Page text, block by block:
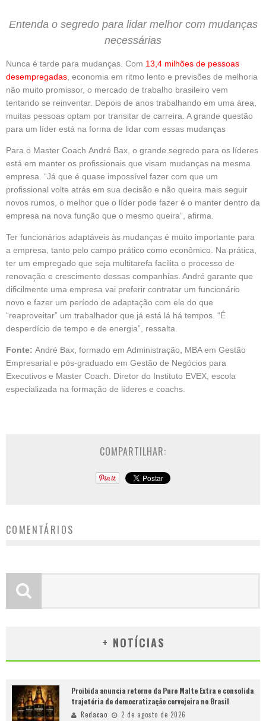
Entenda o segredo para lidar melhor com mudanças
necessárias
Nunca é tarde para mudanças. Com 13,4 milhões de pessoas
desempregadas, economia em ritmo lento e previsões de melhoria
não muito promissor, o mercado de trabalho brasileiro vem
tentando se reinventar. Depois de anos trabalhando em uma área,
muitas pessoas optam por transitar de carreira. A grande questão
para um líder está na forma de lidar com essas mudanças
Para o Master Coach André Bax, o grande segredo para os líderes
está em manter os profissionais que visam mudanças na mesma
empresa. “Já que é quase impossível fazer com que um
profissional volte atrás em sua decisão e não queira mais seguir
novos rumos, o melhor que o líder pode fazer é o manter dentro da
empresa na nova função que o mesmo queira”, afirma.
Ter funcionários adaptáveis às mudanças é muito importante para
a empresa, tanto pelo campo prático como econômico. Na prática,
ter um empregado que seja multitarefa facilita o processo de
renovação e crescimento dessas companhias. André garante que
dificilmente uma empresa vai preferir contratar um funcionário
novo e fazer um período de adaptação com ele do que
“reaproveitar” um trabalhador que já está lá há tempos. “É
desperdício de tempo e de energia”, ressalta.
Fonte: André Bax, formado em Administração, MBA em Gestão
Empresarial e pós-graduado em Gestão de Negócios para
Executivos e Master Coach. Diretor do Instituto EVEX, escola
especializada na formação de líderes e coachs.
COMPARTILHAR:
COMENTÁRIOS
+ NOTÍCIAS
Proibida anuncia retorno da Puro Malte Extra e consolida
trajetória de democratização cervejeira no Brasil
Redacao 2 de agosto de 2026